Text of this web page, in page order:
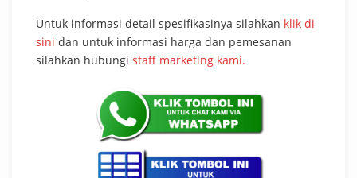
Untuk informasi detail spesifikasinya silahkan klik di
sini dan untuk informasi harga dan pemesanan
silahkan hubungi staff marketing kami.